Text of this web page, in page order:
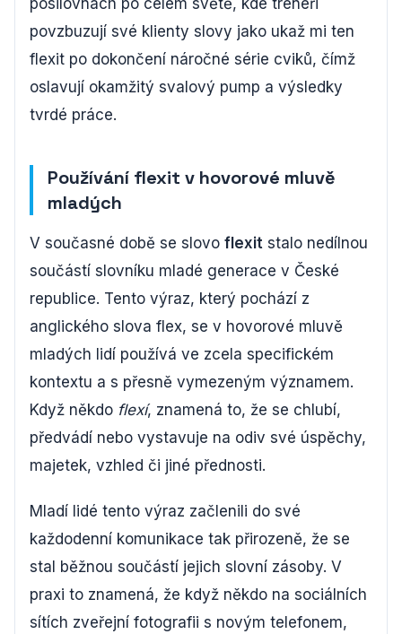
povzbuzují své klienty slovy jako ukaž mi ten
flexit po dokončení náročné série cviků, čímž
oslavují okamžitý svalový pump a výsledky
tvrdé práce.
Používání flexit v hovorové mluvě
mladých
V současné době se slovo flexit stalo nedílnou
součástí slovníku mladé generace v České
republice. Tento výraz, který pochází z
anglického slova flex, se v hovorové mluvě
mladých lidí používá ve zcela specifickém
kontextu a s přesně vymezeným významem.
Když někdo flexí, znamená to, že se chlubí,
předvádí nebo vystavuje na odiv své úspěchy,
majetek, vzhled či jiné přednosti.
Mladí lidé tento výraz začlenili do své
každodenní komunikace tak přirozeně, že se
stal běžnou součástí jejich slovní zásoby. V
praxi to znamená, že když někdo na sociálních
sítích zveřejní fotografii s novým telefonem,